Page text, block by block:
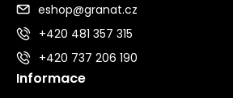
eshop@granat.cz
+420 481 357 315
+420 737 206 190
Informace